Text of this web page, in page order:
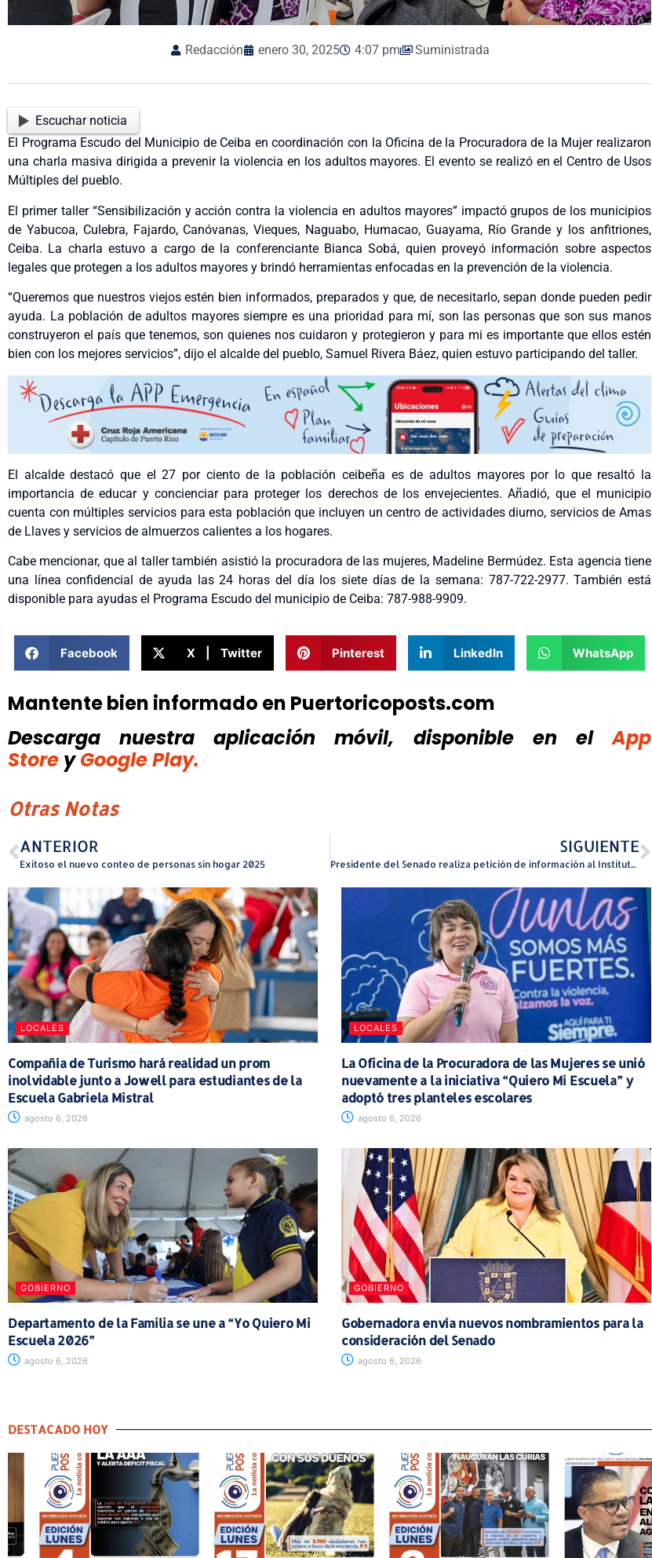
Redacción enero 30, 2025 4:07 pm Suministrada
Escuchar noticia
El Programa Escudo del Municipio de Ceiba en coordinación con la Oficina de la Procuradora de la Mujer realizaron
una charla masiva dirigida a prevenir la violencia en los adultos mayores. El evento se realizó en el Centro de Usos
Múltiples del pueblo.
El primer taller “Sensibilización y acción contra la violencia en adultos mayores” impactó grupos de los municipios
de Yabucoa, Culebra, Fajardo, Canóvanas, Vieques, Naguabo, Humacao, Guayama, Río Grande y los anfitriones,
Ceiba. La charla estuvo a cargo de la conferenciante Bianca Sobá, quien proveyó información sobre aspectos
legales que protegen a los adultos mayores y brindó herramientas enfocadas en la prevención de la violencia.
“Queremos que nuestros viejos estén bien informados, preparados y que, de necesitarlo, sepan donde pueden pedir
ayuda. La población de adultos mayores siempre es una prioridad para mí, son las personas que son sus manos
construyeron el país que tenemos, son quienes nos cuidaron y protegieron y para mi es importante que ellos estén
bien con los mejores servicios”, dijo el alcalde del pueblo, Samuel Rivera Báez, quien estuvo participando del taller.
El alcalde destacó que el 27 por ciento de la población ceibeña es de adultos mayores por lo que resaltó la
importancia de educar y concienciar para proteger los derechos de los envejecientes. Añadió, que el municipio
cuenta con múltiples servicios para esta población que incluyen un centro de actividades diurno, servicios de Amas
de Llaves y servicios de almuerzos calientes a los hogares.
Cabe mencionar, que al taller también asistió la procuradora de las mujeres, Madeline Bermúdez. Esta agencia tiene
una línea confidencial de ayuda las 24 horas del día los siete días de la semana: 787-722-2977. También está
disponible para ayudas el Programa Escudo del municipio de Ceiba: 787-988-9909.
Facebook X | Twitter Pinterest LinkedIn WhatsApp
Mantente bien informado en Puertoricoposts.com
Descarga nuestra aplicación móvil, disponible
en el
App
Store y Google Play.
Otras Notas
ANTERIOR
Exitoso el nuevo conteo de personas sin hogar 2025
SIGUIENTE
Presidente del Senado realiza petición de información al Instituto de Cultura Puertorriqueña
LOCALES
Compañía de Turismo hará realidad un prom
inolvidable junto a Jowell para estudiantes de la
Escuela Gabriela Mistral
agosto 6, 2026
LOCALES
La Oficina de la Procuradora de las Mujeres se unió
nuevamente a la iniciativa “Quiero Mi Escuela” y
adoptó tres planteles escolares
agosto 6, 2026
GOBIERNO
Departamento de la Familia se une a “Yo Quiero Mi
Escuela 2026”
agosto 6, 2026
GOBIERNO
Gobernadora envía nuevos nombramientos para la
consideración del Senado
agosto 6, 2026
DESTACADO HOY